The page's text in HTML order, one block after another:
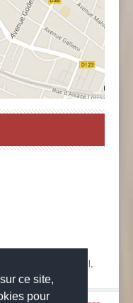
ce site,
pour
du Pont de Créteil,